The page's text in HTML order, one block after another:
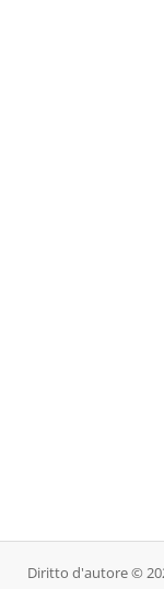
Diritto d'autore ©